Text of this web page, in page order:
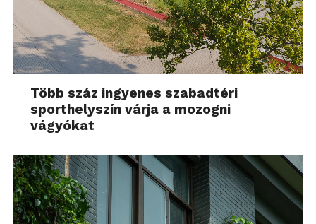
Több száz ingyenes szabadtéri
sporthelyszín várja a mozogni
vágyókat